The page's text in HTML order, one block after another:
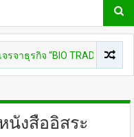
TRADE CONNECT 2026”
นังสืออิสระ